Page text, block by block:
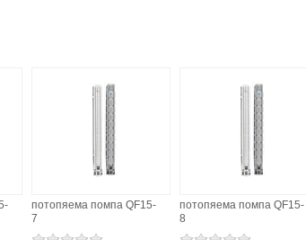
потопяема помпа QF15-
7
потопяема помпа QF15-
8